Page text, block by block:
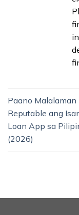
Paano Malalaman
Reputable ang
Loan App sa
(2026)